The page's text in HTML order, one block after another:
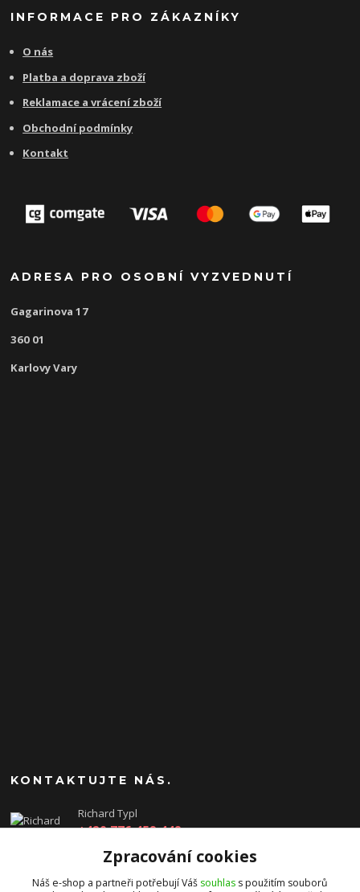
INFORMACE PRO ZÁKAZNÍKY
O nás
Platba a doprava zboží
Reklamace a vrácení zboží
Obchodní podmínky
Kontakt
ADRESA PRO OSOBNÍ VYZVEDNUTÍ
Gagarinova 17
360 01
Karlovy Vary
KONTAKTUJTE NÁS.
Richard Typl
+420 776 459 449
obchod@rtgames.cz
Zpracování cookies
Náš e-shop a partneři potřebují Váš souhlas s použitím souborů